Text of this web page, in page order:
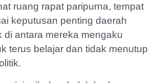
ruang rapat paripurna, tempat
keputusan penting daerah
di antara mereka mengaku
terus belajar dan tidak menutup